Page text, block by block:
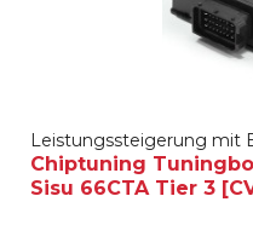
Leistungssteigerung mit
Chiptuning
Sisu 66CTA Tier 3